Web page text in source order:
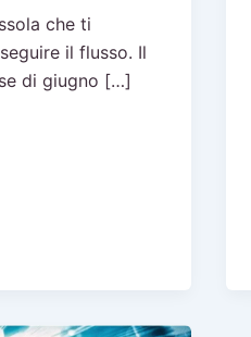
che ti
il flusso. Il
di giugno […]